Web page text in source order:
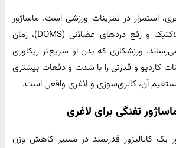
استمرار در تمرینات ورزشی است. ماساژور
تفنگی با دفع اسید لاکتیک و رفع دردهای عضلانی (DOMS)، زمان
ورزشکاری که بدن او سریع‌تر ریکاوری
کاردیو و قدرتی را با شدت و دفعات بیشتری
آن، کالری‌سوزی و لاغری واقعی است.
تفنگی برای لاغری
یک کاتالیزور قدرتمند در مسیر کاهش وزن